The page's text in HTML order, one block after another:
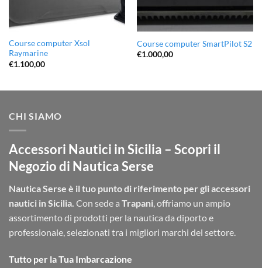
Course computer Xsol
Raymarine
€1.100,00
Course computer SmartPilot S2
€1.000,00
CHI SIAMO
Accessori Nautici in Sicilia – Scopri il
Negozio di Nautica Serse
Nautica Serse è il tuo punto di riferimento per gli accessori
nautici in Sicilia. Con sede a Trapani, offriamo un ampio
assortimento di prodotti per la nautica da diporto e
professionale, selezionati tra i migliori marchi del settore.
Tutto per la Tua Imbarcazione